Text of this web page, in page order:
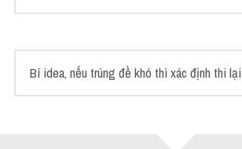
Task 1
Ngân hàng đề thi máy
Phân biệt từ
Bí idea, nếu trúng đề khó thì xác định thi lại